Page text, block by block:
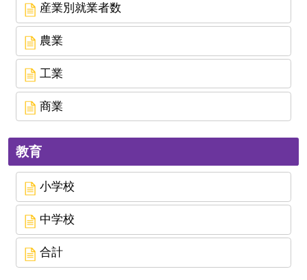
産業別就業者数
農業
工業
商業
教育
小学校
中学校
合計